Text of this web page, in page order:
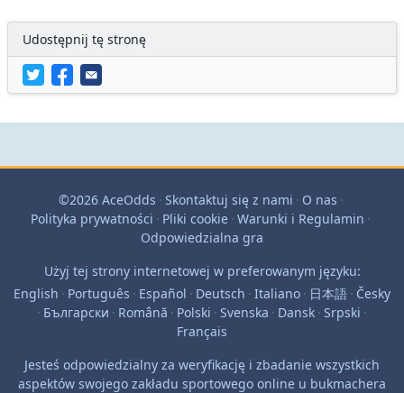
Udostępnij tę stronę
©2026 AceOdds · Skontaktuj się z nami · O nas ·
Polityka prywatności · Pliki cookie · Warunki i Regulamin ·
Odpowiedzialna gra
Użyj tej strony internetowej w preferowanym języku:
English · Português · Español · Deutsch · Italiano · 日本語 · Česky
· Български · Română · Polski · Svenska · Dansk · Srpski ·
Français
Jesteś odpowiedzialny za weryfikację i zbadanie wszystkich
aspektów swojego zakładu sportowego online u bukmachera